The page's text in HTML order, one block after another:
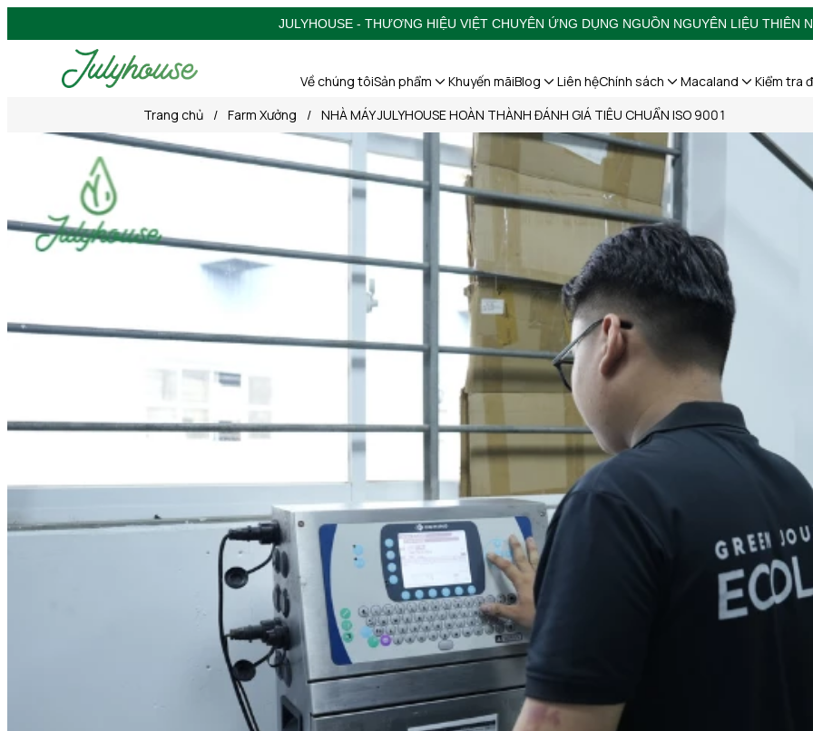
JULYHOUSE - THƯƠNG HIỆU VIỆT CHUYÊN ỨNG DỤNG NGUỒN NGUYÊN LIỆU THIÊN
Về chúng tôiSản phẩm Khuyến mãiBlog Liên hệChính sách Macaland Kiểm tra
Trang chủ / Farm Xưởng / NHÀ MÁY JULYHOUSE HOÀN THÀNH ĐÁNH GIÁ TIÊU CHUẨN ISO 9001